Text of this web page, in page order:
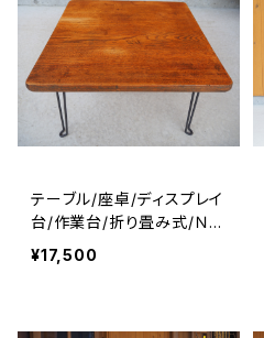
テーブル/座卓/ディスプレイ
台/作業台/折り畳み式/Ｎo.
0348
¥17,500